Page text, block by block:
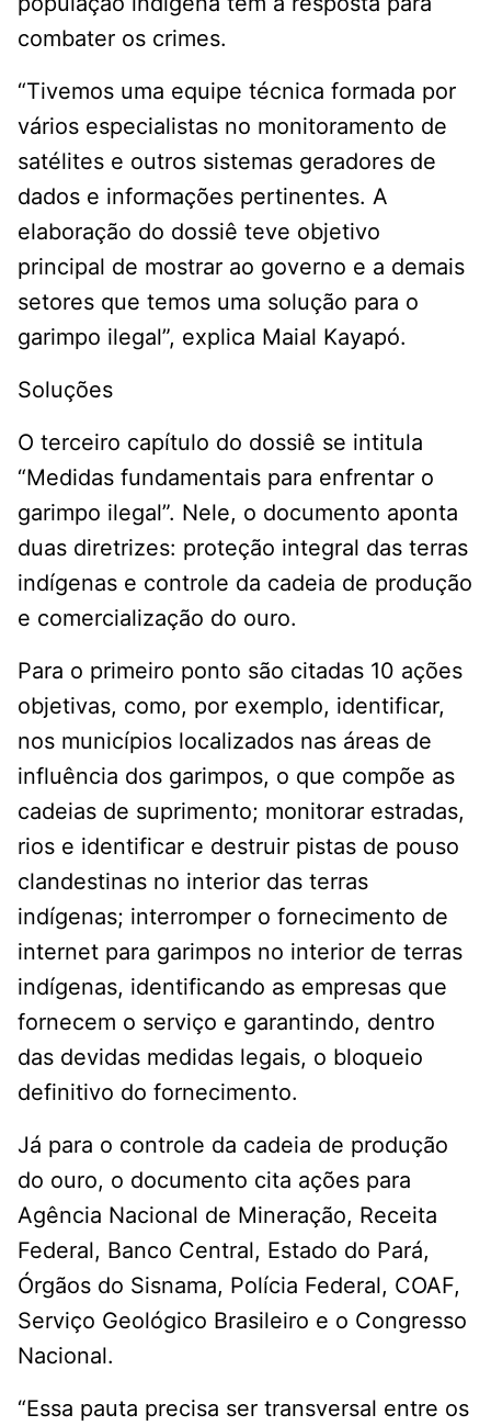
combater os crimes.
“Tivemos uma equipe técnica formada por
vários especialistas no monitoramento de
satélites e outros sistemas geradores de
dados e informações pertinentes. A
elaboração do dossiê teve objetivo
principal de mostrar ao governo e a demais
setores que temos uma solução para o
garimpo ilegal”, explica Maial Kayapó.
Soluções
O terceiro capítulo do dossiê se intitula
“Medidas fundamentais para enfrentar o
garimpo ilegal”. Nele, o documento aponta
duas diretrizes: proteção integral das terras
indígenas e controle da cadeia de produção
e comercialização do ouro.
Para o primeiro ponto são citadas 10 ações
objetivas, como, por exemplo, identificar,
nos municípios localizados nas áreas de
influência dos garimpos, o que compõe as
cadeias de suprimento; monitorar estradas,
rios e identificar e destruir pistas de pouso
clandestinas no interior das terras
indígenas; interromper o fornecimento de
internet para garimpos no interior de terras
indígenas, identificando as empresas que
fornecem o serviço e garantindo, dentro
das devidas medidas legais, o bloqueio
definitivo do fornecimento.
Já para o controle da cadeia de produção
do ouro, o documento cita ações para
Agência Nacional de Mineração, Receita
Federal, Banco Central, Estado do Pará,
Órgãos do Sisnama, Polícia Federal, COAF,
Serviço Geológico Brasileiro e o Congresso
Nacional.
“Essa pauta precisa ser transversal entre os